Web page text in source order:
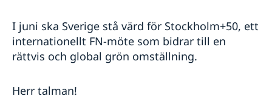
I juni ska Sverige stå värd för Stockholm+50, ett
internationellt FN-möte som bidrar till en
rättvis och global grön omställning.
Herr talman!